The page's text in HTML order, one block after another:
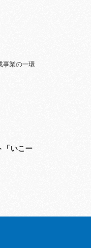
事業の一環
「いこー